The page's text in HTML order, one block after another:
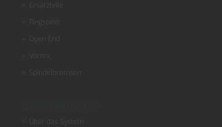
Ersatzteile
Ringspinn
Open End
Vortex
Spindelbremsen
Über das System